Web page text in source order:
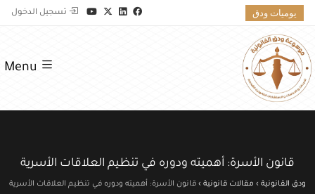
يوميات ودق تسجيل الدخول
Menu
قانون الأسرة: أهميته ودوره في تنظيم العلاقات الأسرية
ودق القانونية › مقالات قانونية › قانون الأسرة: أهميته ودوره في تنظيم العلاقات الأسرية